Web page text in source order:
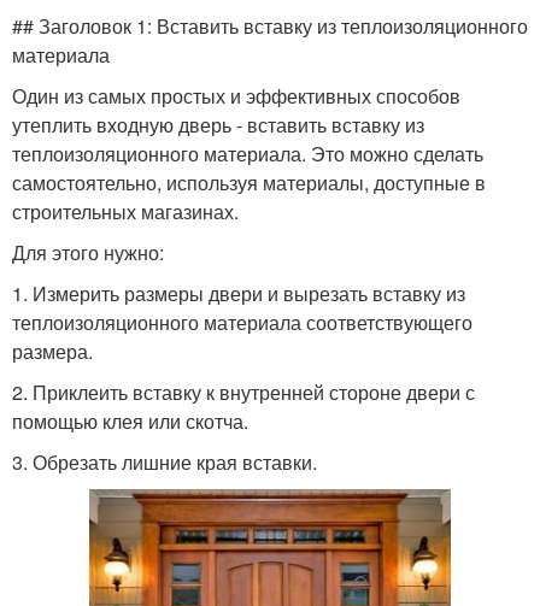
## Заголовок 1: Вставить вставку из теплоизоляционного
материала
Один из самых простых и эффективных способов
утеплить входную дверь - вставить вставку из
теплоизоляционного материала. Это можно сделать
самостоятельно, используя материалы, доступные в
строительных магазинах.
Для этого нужно:
1. Измерить размеры двери и вырезать вставку из
теплоизоляционного материала соответствующего
размера.
2. Приклеить вставку к внутренней стороне двери с
помощью клея или скотча.
3. Обрезать лишние края вставки.